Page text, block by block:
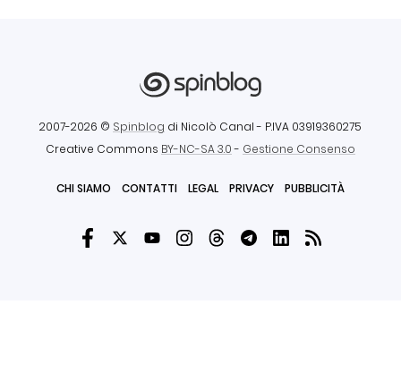
2007-2026 © Spinblog di Nicolò Canal - P.IVA 03919360275
Creative Commons BY-NC-SA 3.0- Gestione Consenso
CHI SIAMO CONTATTI LEGAL PRIVACY PUBBLICITÀ